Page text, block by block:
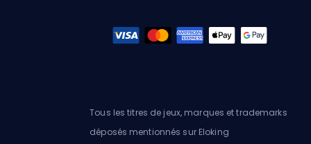
Tous les titres de jeux, marques et trademarks
déposés mentionnés sur Eloking